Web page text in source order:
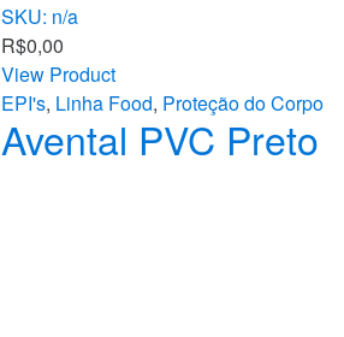
SKU: n/a
R$0,00
View Product
EPI's, Linha Food, Proteção do Corpo
Avental PVC Preto